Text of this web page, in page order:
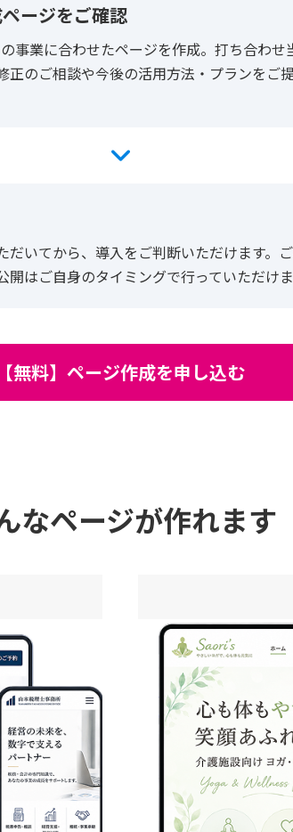
ージをご確認
事業に合わせたページを作成。打ち合わせ
正のご相談や今後の活用方法・プランをご
だいてから、導入をご判断いただけます。
はご自身のタイミングで行っていただけま
【無料】ページ作成を申し込む
なページが作れます